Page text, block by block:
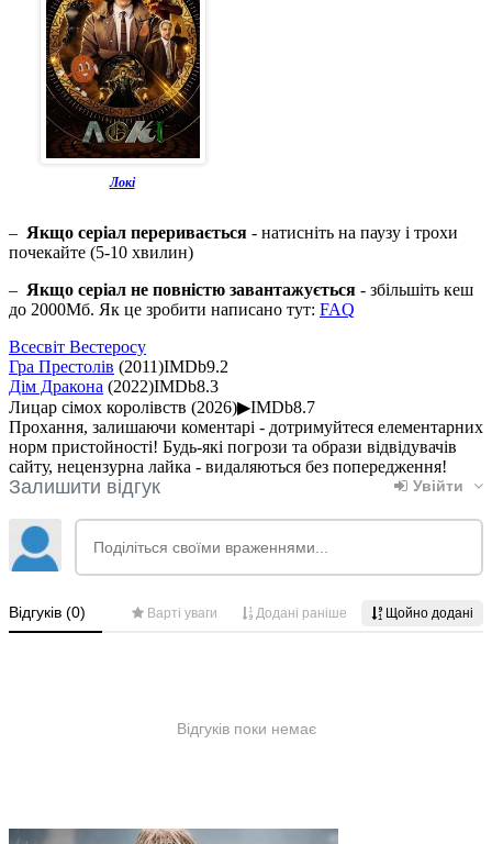
Локі
– Якщо серіал переривається - натисніть на паузу і трохи
почекайте (5-10 хвилин)
– Якщо серіал не повністю завантажується - збільшіть кеш
до 2000Мб. Як це зробити написано тут: FAQ
Всесвіт Вестеросу
Гра Престолів (2011)IMDb9.2
Дім Дракона (2022)IMDb8.3
Лицар сімох королівств (2026)▶IMDb8.7
Прохання, залишаючи коментарі - дотримуйтеся елементарних
норм пристойності! Будь-які погрози та образи відвідувачів
сайту, нецензурна лайка - видаляються без попередження!